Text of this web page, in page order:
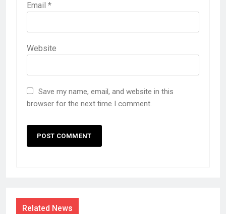
Email *
Website
Save my name, email, and website in this
browser for the next time I comment.
Related News